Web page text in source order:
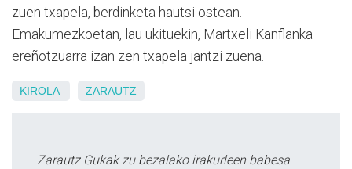
zuen txapela, berdinketa hautsi ostean.
Emakumezkoetan, lau ukituekin, Martxeli Kanflanka
ereñotzuarra izan zen txapela jantzi zuena.
KIROLA ZARAUTZ
Zarautz Gukak zu bezalako irakurleen babesa